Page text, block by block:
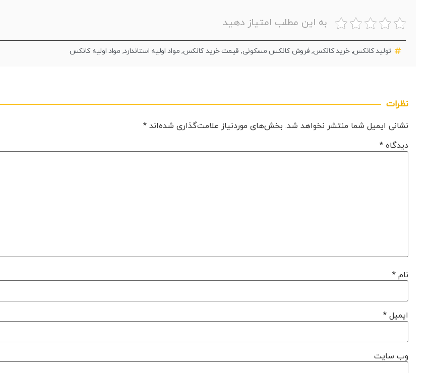
به این مطلب امتیاز دهید
تولید کانکس,خرید کانکس, فروش کانکس مسکونی, قیمت خرید کانکس, مواد اولیه استاندارد, مواد اولیه کانکس
نظرات
نشانی ایمیل شما منتشر نخواهد شد. بخش‌های موردنیاز علامت‌گذاری شده‌اند *
دیدگاه *
نام *
ایمیل *
وب‌ سایت